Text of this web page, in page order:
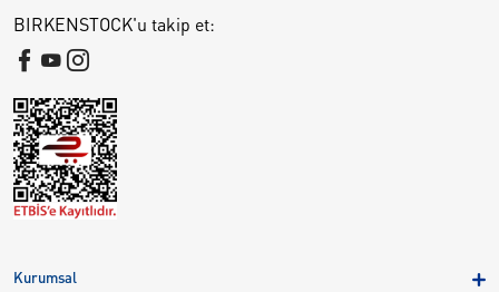
Kurumsal
BIRKENSTOCK'u takip et: